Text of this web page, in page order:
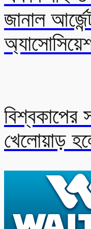
জানাল
খেলোয়াড়